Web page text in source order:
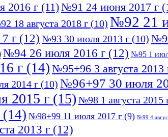
2016 г (11)№91 24 июня 2017 г
18 августа 2018 г (10) №92 21
г (12) №93 30 июля 2013 г (10)
№94 26 июля 2016 г (12) №95 1
г (14) №95+96 3 августа 2013
2014 г (10) №96+97 30 июля
2015 г (15) №98 1 августа 2015
(14) №98+99 11 июля 2017 г (9) №99 4
2013 г (12)